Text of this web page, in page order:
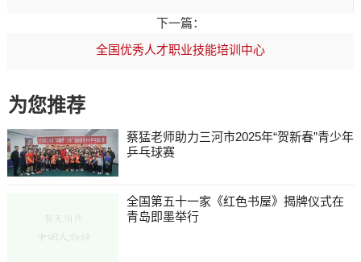
下一篇：
全国优秀人才职业技能培训中心
为您推荐
蔡猛老师助力三河市2025年“贺新春”青少年
乒乓球赛
全国第五十一家《红色书屋》揭牌仪式在
青岛即墨举行